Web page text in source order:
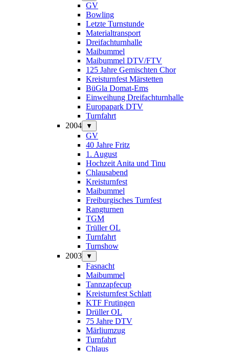
GV
Bowling
Letzte Turnstunde
Materialtransport
Dreifachturnhalle
Maibummel
Maibummel DTV/FTV
125 Jahre Gemischten Chor
Kreisturnfest Märstetten
BüGla Domat-Ems
Einweihung Dreifachturnhalle
Europapark DTV
Turnfahrt
2004
▼
GV
40 Jahre Fritz
1. August
Hochzeit Anita und Tinu
Chlausabend
Kreisturnfest
Maibummel
Freiburgisches Turnfest
Rangturnen
TGM
Trüller OL
Turnfahrt
Turnshow
2003
▼
Fasnacht
Maibummel
Tannzapfecup
Kreisturnfest Schlatt
KTF Frutingen
Drüller OL
75 Jahre DTV
Märliumzug
Turnfahrt
Chlaus